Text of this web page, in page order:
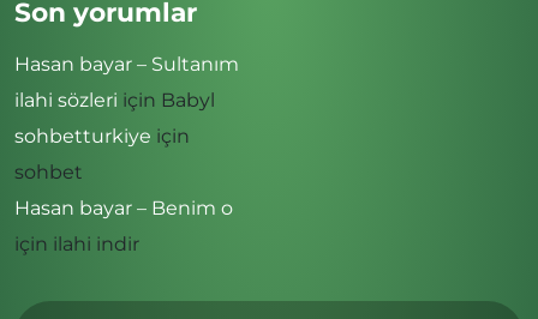
Son yorumlar
Hasan bayar – Sultanım
ilahi sözleri için Babyl
sohbetturkiye için
sohbet
Hasan bayar – Benim o
için ilahi indir